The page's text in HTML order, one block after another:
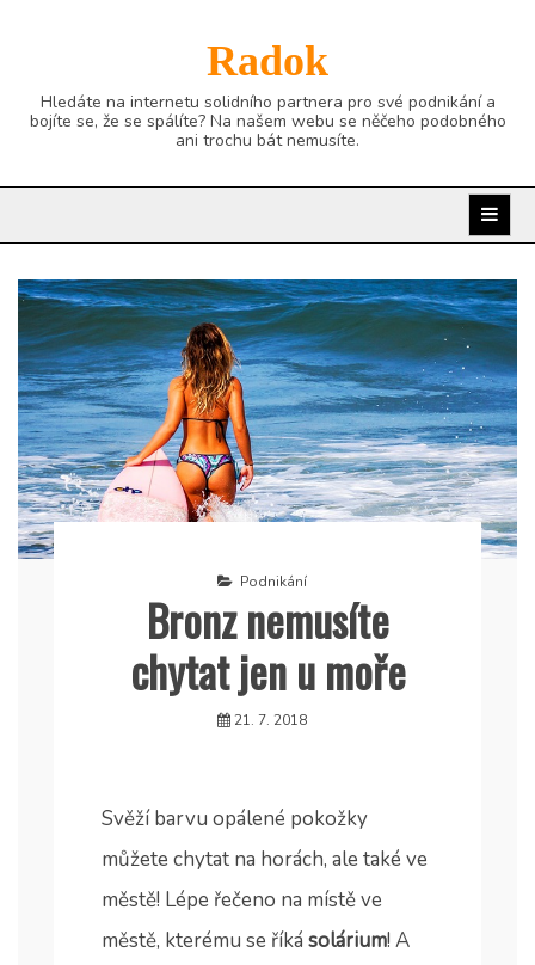
Radok
Hledáte na internetu solidního partnera pro své podnikání a
bojíte se, že se spálíte? Na našem webu se něčeho podobného
ani trochu bát nemusíte.
Podnikání
Bronz nemusíte
chytat jen u moře
21. 7. 2018
Svěží barvu opálené pokožky
můžete chytat na horách, ale také ve
městě! Lépe řečeno na místě ve
městě, kterému se říká solárium! A